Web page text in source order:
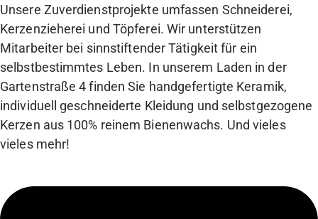
Unsere Zuverdienstprojekte umfassen Schneiderei,
Kerzenzieherei und Töpferei. Wir unterstützen
Mitarbeiter bei sinnstiftender Tätigkeit für ein
selbstbestimmtes Leben. In unserem Laden in der
Gartenstraße 4 finden Sie handgefertigte Keramik,
individuell geschneiderte Kleidung und selbstgezogene
Kerzen aus 100% reinem Bienenwachs. Und vieles
vieles mehr!